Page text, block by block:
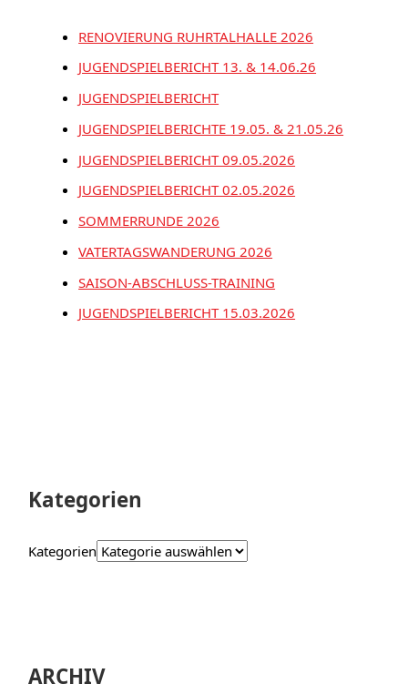
RENOVIERUNG RUHRTALHALLE 2026
JUGENDSPIELBERICHT 13. & 14.06.26
JUGENDSPIELBERICHT
JUGENDSPIELBERICHTE 19.05. & 21.05.26
JUGENDSPIELBERICHT 09.05.2026
JUGENDSPIELBERICHT 02.05.2026
SOMMERRUNDE 2026
VATERTAGSWANDERUNG 2026
SAISON-ABSCHLUSS-TRAINING
JUGENDSPIELBERICHT 15.03.2026
Kategorien
Kategorien
ARCHIV